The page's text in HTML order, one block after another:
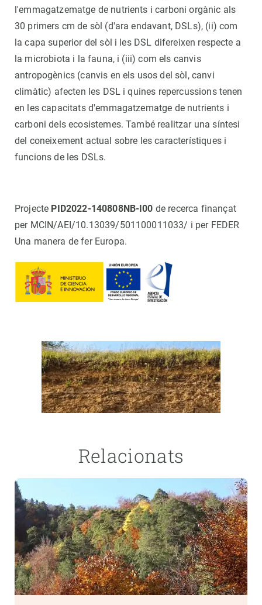
l'emmagatzematge de nutrients i carboni orgànic als
30 primers cm de sòl (d'ara endavant, DSLs), (ii) com
la capa superior del sòl i les DSL difereixen respecte a
la microbiota i la fauna, i (iii) com els canvis
antropogènics (canvis en els usos del sòl, canvi
climàtic) afecten les DSL i quines repercussions tenen
en les capacitats d'emmagatzematge de nutrients i
carboni dels ecosistemes. També realitzar una síntesi
del coneixement actual sobre les característiques i
funcions de les DSLs.
Projecte PID2022-140808NB-I00 de recerca finançat
per MCIN/AEI/10.13039/501100011033/ i per FEDER
Una manera de fer Europa.
Relacionats